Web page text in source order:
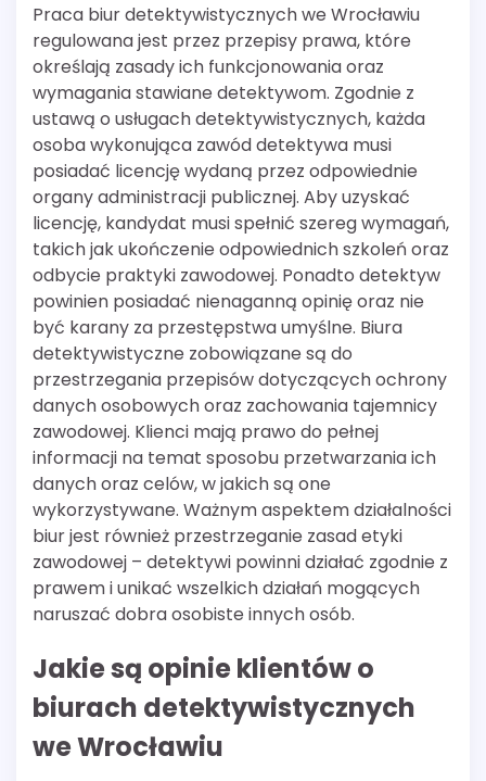
Praca biur detektywistycznych we Wrocławiu
regulowana jest przez przepisy prawa, które
określają zasady ich funkcjonowania oraz
wymagania stawiane detektywom. Zgodnie z
ustawą o usługach detektywistycznych, każda
osoba wykonująca zawód detektywa musi
posiadać licencję wydaną przez odpowiednie
organy administracji publicznej. Aby uzyskać
licencję, kandydat musi spełnić szereg wymagań,
takich jak ukończenie odpowiednich szkoleń oraz
odbycie praktyki zawodowej. Ponadto detektyw
powinien posiadać nienaganną opinię oraz nie
być karany za przestępstwa umyślne. Biura
detektywistyczne zobowiązane są do
przestrzegania przepisów dotyczących ochrony
danych osobowych oraz zachowania tajemnicy
zawodowej. Klienci mają prawo do pełnej
informacji na temat sposobu przetwarzania ich
danych oraz celów, w jakich są one
wykorzystywane. Ważnym aspektem działalności
biur jest również przestrzeganie zasad etyki
zawodowej – detektywi powinni działać zgodnie z
prawem i unikać wszelkich działań mogących
naruszać dobra osobiste innych osób.
Jakie są opinie klientów o
biurach detektywistycznych
we Wrocławiu